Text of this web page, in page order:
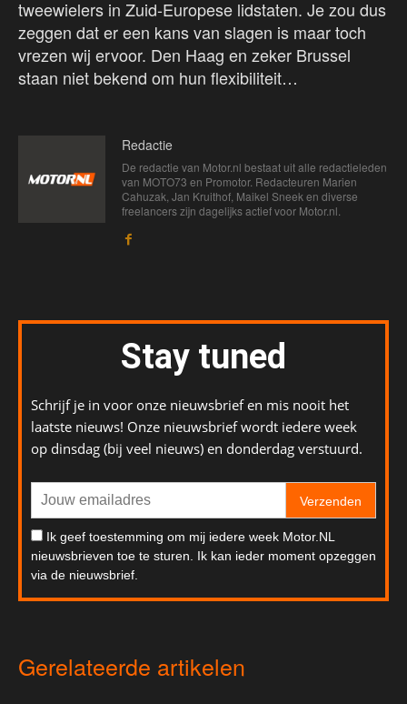
tweewielers in Zuid-Europese lidstaten. Je zou dus
zeggen dat er een kans van slagen is maar toch
vrezen wij ervoor. Den Haag en zeker Brussel
staan niet bekend om hun flexibiliteit…
Redactie
De redactie van Motor.nl bestaat uit alle redactieleden
van MOTO73 en Promotor. Redacteuren Marien
Cahuzak, Jan Kruithof, Maikel Sneek en diverse
freelancers zijn dagelijks actief voor Motor.nl.
Stay tuned
Schrijf je in voor onze nieuwsbrief en mis nooit het
laatste nieuws! Onze nieuwsbrief wordt iedere week
op dinsdag (bij veel nieuws) en donderdag verstuurd.
Verzenden
Ik geef toestemming om mij iedere week Motor.NL
nieuwsbrieven toe te sturen. Ik kan ieder moment opzeggen
via de nieuwsbrief.
Gerelateerde artikelen